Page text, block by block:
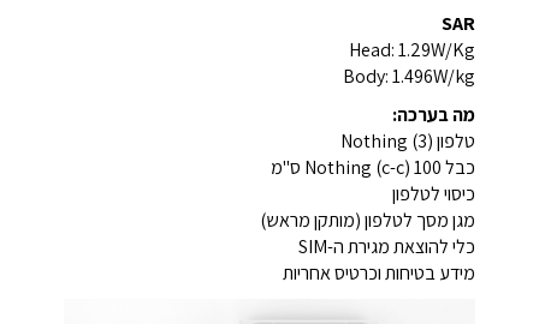
SAR
Head:1.29W/Kg
Body:1.496W/kg
מה בערכה:
טלפון Nothing (3)
כבל Nothing (c-c) 100 ס"מ
כיסוי לטלפון
מגן מסך לטלפון (מותקן מראש)
כלי להוצאת מגירת ה-SIM
מידע בטיחות וכרטיס אחריות